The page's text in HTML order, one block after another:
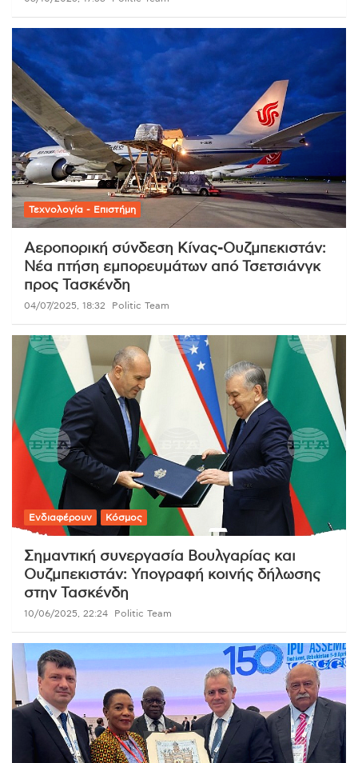
Τεχνολογία - Επιστήμη
Αεροπορική σύνδεση Κίνας-Ουζμπεκιστάν:
Νέα πτήση εμπορευμάτων από Τσετσιάνγκ
προς Τασκένδη
04/07/2025, 18:32 Politic Team
Ενδιαφέρουν Κόσμος
Σημαντική συνεργασία Βουλγαρίας και
Ουζμπεκιστάν: Υπογραφή κοινής δήλωσης
στην Τασκένδη
10/06/2025, 22:24 Politic Team